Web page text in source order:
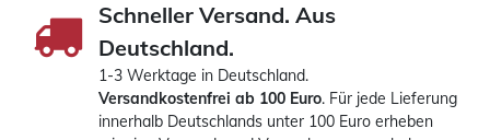
Schneller Versand. Aus
Deutschland.
1-3 Werktage in Deutschland.
Versandkostenfrei ab 100 Euro. Für jede Lieferung
innerhalb Deutschlands unter 100 Euro erheben